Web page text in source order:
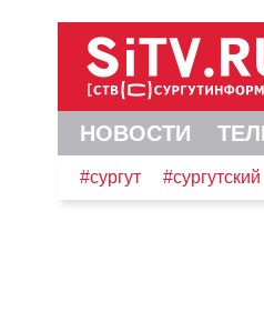
НОВОСТИ
#сургут